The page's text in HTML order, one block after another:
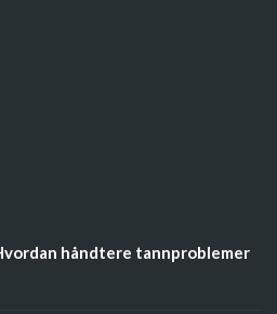
håndtere tannproblemer